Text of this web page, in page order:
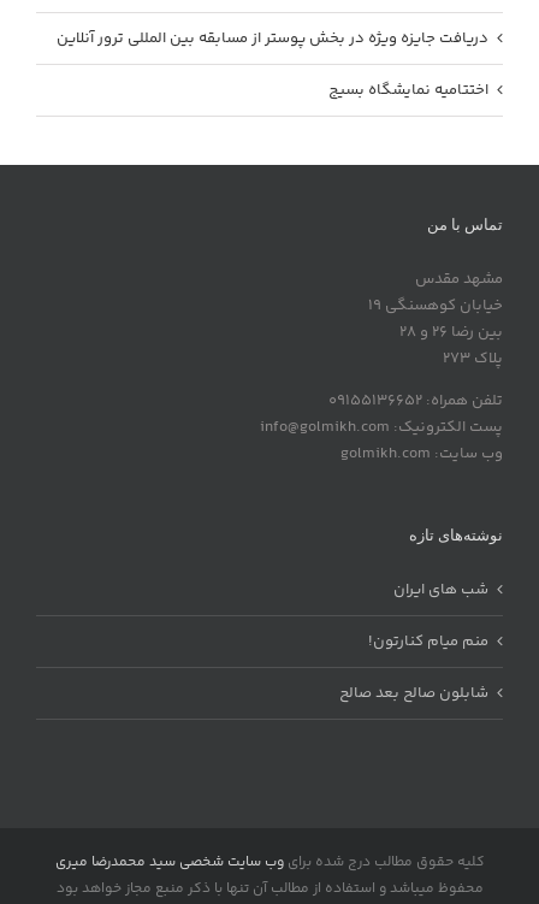
دریافت جایزه ویژه در بخش پوستر از مسابقه بین المللی ترور آنلاین
اختتامیه نمایشگاه بسیج
تماس با من
مشهد مقدس
خیابان کوهسنگی 19
بین رضا 26 و 28
پلاک 273
تلفن همراه: 09155136652
پست الکترونیک: info@golmikh.com
وب سایت: golmikh.com
نوشته‌های تازه
شب های ایران
منم میام کنارتون!
شابلون صالح بعد صالح
کلیه حقوق مطالب درج شده برایوب سایت شخصی سید محمدرضا میری
محفوظ میباشد و استفاده از مطالب آن تنها با ذکر منبع مجاز خواهد بود